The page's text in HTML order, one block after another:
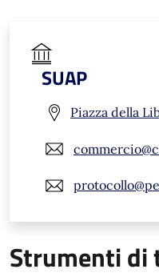
SUAP
Piazza della
Strumenti di